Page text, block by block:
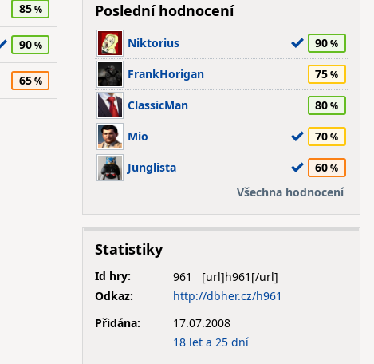
85
90
65
Poslední hodnocení
Niktorius 90
FrankHorigan 75
ClassicMan 80
Mio 70
Junglista
60
Všechna hodnocení
Statistiky
Id hry:
961
Odkaz:
http://dbher.cz/h961
Přidána:
17.07.2008
18 let a 25 dní